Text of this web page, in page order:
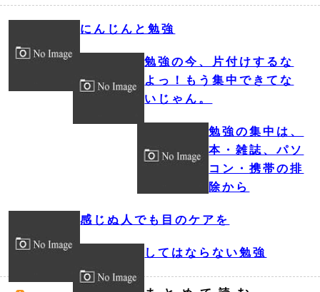
にんじんと勉強
勉強の今、片付けするな
よっ！もう集中できてな
いじゃん。
勉強の集中は、
本・雑誌、パソ
コン・携帯の排
除から
感じぬ人でも目のケアを
してはならない勉強